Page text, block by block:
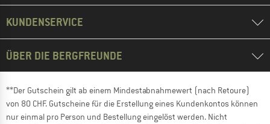
KUNDENSERVICE
ÜBER DIE BERGFREUNDE
**Der Gutschein gilt ab einem Mindestabnahmewert (nach Retoure)
von 80 CHF. Gutscheine für die Erstellung eines Kundenkontos können
nur einmal pro Person und Bestellung eingelöst werden. Nicht